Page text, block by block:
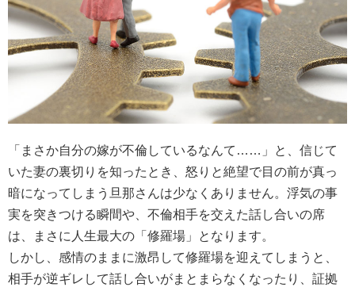
「まさか自分の嫁が不倫しているなんて……」と、信じて
いた妻の裏切りを知ったとき、怒りと絶望で目の前が真っ
暗になってしまう旦那さんは少なくありません。浮気の事
実を突きつける瞬間や、不倫相手を交えた話し合いの席
は、まさに人生最大の「修羅場」となります。
しかし、感情のままに激昂して修羅場を迎えてしまうと、
相手が逆ギレして話し合いがまとまらなくなったり、証拠